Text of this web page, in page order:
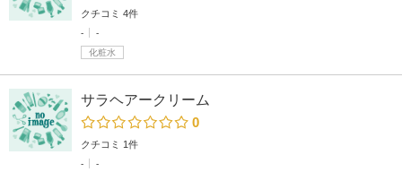
クチコミ 4件
-
-
化粧水
サラヘアークリーム
0
クチコミ 1件
-
-